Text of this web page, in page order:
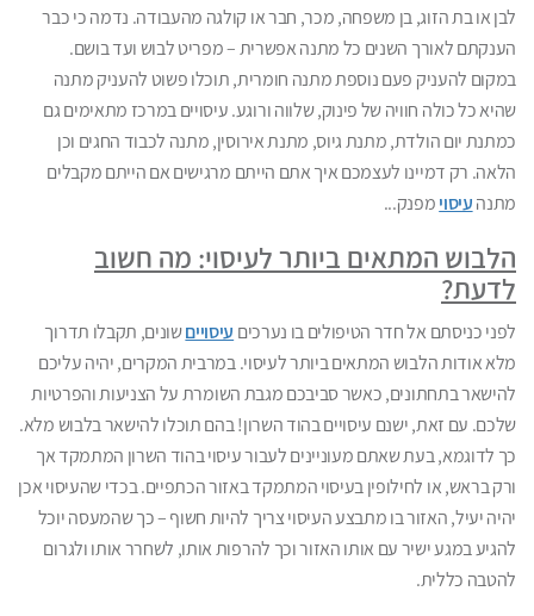
לבן או בת הזוג, בן משפחה, מכר, חבר או קולגה מהעבודה. נדמה כי כבר
הענקתם לאורך השנים כל מתנה אפשרית – מפריט לבוש ועד בושם.
במקום להעניק פעם נוספת מתנה חומרית, תוכלו פשוט להעניק מתנה
שהיא כל כולה חוויה של פינוק, שלווה ורוגע. עיסויים במרכז מתאימים גם
כמתנת יום הולדת, מתנת גיוס, מתנת אירוסין, מתנה לכבוד החגים וכן
הלאה. רק דמיינו לעצמכם איך אתם הייתם מרגישים אם הייתם מקבלים
מתנה עיסוי מפנק...
הלבוש המתאים ביותר לעיסוי: מה חשוב
לדעת?
לפני כניסתם אל חדר הטיפולים בו נערכים עיסוייםשונים, תקבלו תדרוך
מלא אודות הלבוש המתאים ביותר לעיסוי. במרבית המקרים, יהיה עליכם
להישאר בתחתונים, כאשר סביבכם מגבת השומרת על הצניעות והפרטיות
שלכם. עם זאת, ישנם עיסויים בהוד השרון! בהם תוכלו להישאר בלבוש מלא.
כך לדוגמא, בעת שאתם מעוניינים לעבור עיסוי בהוד השרון המתמקד אך
ורק בראש, או לחילופין בעיסוי המתמקד באזור הכתפיים. בכדי שהעיסוי אכן
יהיה יעיל, האזור בו מתבצע העיסוי צריך להיות חשוף – כך שהמעסה יוכל
להגיע במגע ישיר עם אותו האזור וכך להרפות אותו, לשחרר אותו ולגרום
להטבה כללית.